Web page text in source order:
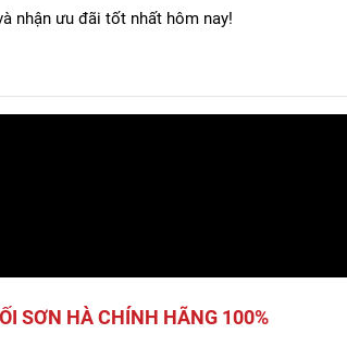
nhận ưu đãi tốt nhất hôm nay!
SƠN HÀ CHÍNH HÃNG 100%